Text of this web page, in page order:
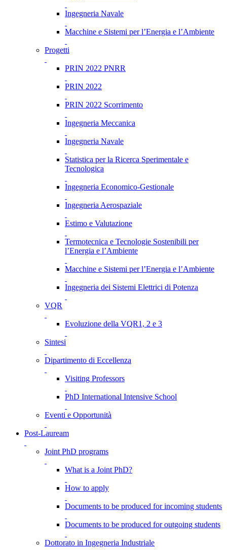
Ingegneria Navale
Macchine e Sistemi per l’Energia e l’Ambiente
Progetti
PRIN 2022 PNRR
PRIN 2022
PRIN 2022 Scorrimento
Ingegneria Meccanica
Ingegneria Navale
Statistica per la Ricerca Sperimentale e
Tecnologica
Ingegneria Economico-Gestionale
Ingegneria Aerospaziale
Estimo e Valutazione
Termotecnica e Tecnologie Sostenibili per
l’Energia e l’Ambiente
Macchine e Sistemi per l’Energia e l’Ambiente
Ingegneria dei Sistemi Elettrici di Potenza
VQR
Evoluzione della VQR1, 2 e 3
Sintesi
Dipartimento di Eccellenza
Visiting Professors
PhD International Intensive School
Eventi e Opportunità
Post-Lauream
Joint PhD programs
What is a Joint PhD?
How to apply
Documents to be produced for incoming students
Documents to be produced for outgoing students
Dottorato in Ingegneria Industriale